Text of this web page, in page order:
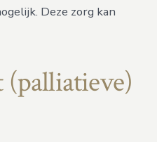
Deze zorg kan